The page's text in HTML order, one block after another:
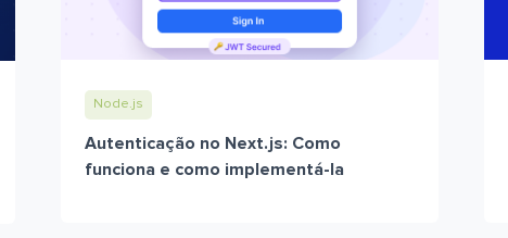
Node.js
Autenticação no Next.js: Como
funciona e como implementá-la